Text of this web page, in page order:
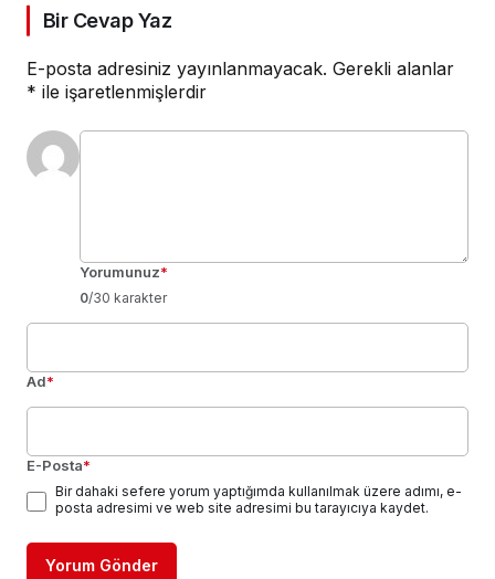
Bir Cevap Yaz
E-posta adresiniz yayınlanmayacak. Gerekli alanlar
* ile işaretlenmişlerdir
Yorumunuz*
0/30 karakter
Ad*
E-Posta*
Bir dahaki sefere yorum yaptığımda kullanılmak üzere adımı, e-
posta adresimi ve web site adresimi bu tarayıcıya kaydet.
Yorum Gönder